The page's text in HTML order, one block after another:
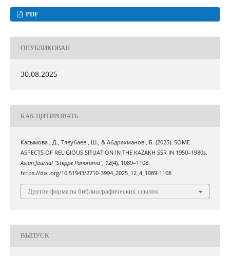
PDF
ОПУБЛИКОВАН
30.08.2025
КАК ЦИТИРОВАТЬ
Касымова , Д., Тлеубаев , Ш., & Абдрахманов , Б. (2025). SOME
ASPECTS OF RELIGIOUS SITUATION IN THE KAZAKH SSR IN 1950–1980s.
Asian Journal "Steppe Panorama", 12(4), 1089–1108.
https://doi.org/10.51943/2710-3994_2025_12_4_1089-1108
Другие форматы библиографических ссылок
ВЫПУСК